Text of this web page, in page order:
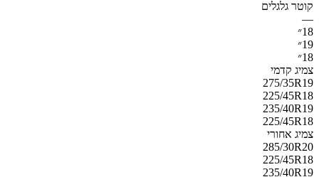
קוטר גלגלים
—
18״
19״
18״
צמיג קדמי
275/35R19
225/45R18
235/40R19
225/45R18
צמיג אחורי
285/30R20
225/45R18
235/40R19